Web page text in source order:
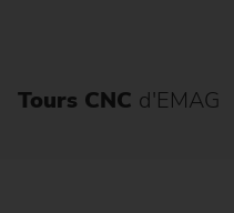
Tours CNC d'EMAG